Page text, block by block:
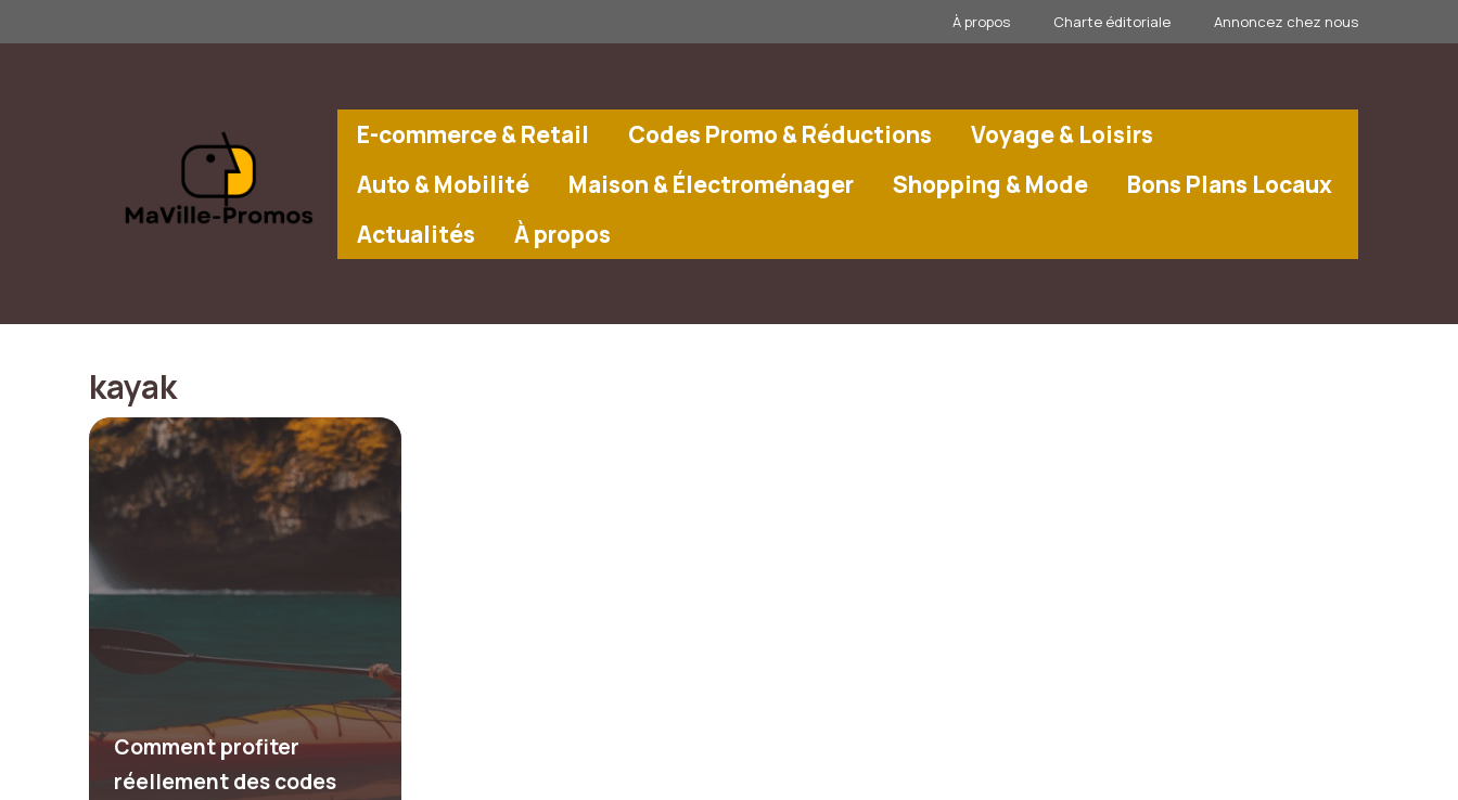
au
À propos Charte éditoriale Annoncez chez nous
E-commerce & Retail Codes Promo & Réductions
Voyage & Loisirs
Auto & Mobilité
Maison & Électroménager Shopping & Mode
Bons Plans Locaux
Actualités
À propos
kayak
Comment profiter
réellement des codes